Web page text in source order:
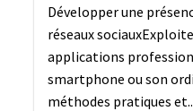
Développer une
réseaux
applications
smartphone ou son
méthodes pratiques